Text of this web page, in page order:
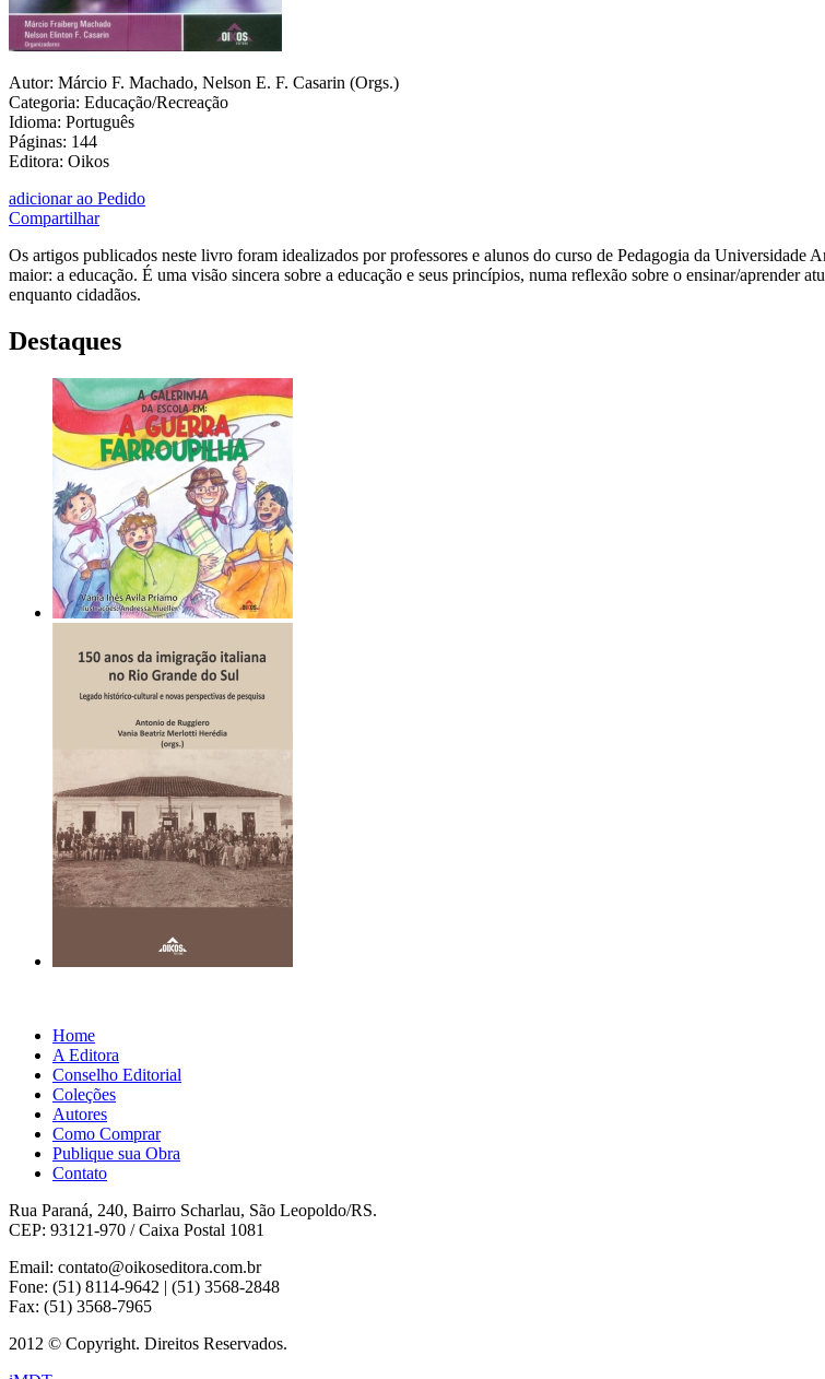
Autor: Márcio F. Machado, Nelson E. F. Casarin (Orgs.)
Categoria: Educação/Recreação
Idioma: Português
Páginas: 144
Editora: Oikos
adicionar ao Pedido
Compartilhar
Os artigos publicados neste livro foram idealizados por professores e alunos do curso de Pedagogia da Universidade
maior: a educação. É uma visão sincera sobre a educação e seus princípios, numa reflexão sobre o ensinar/aprender
enquanto cidadãos.
Destaques
Home
A Editora
Conselho Editorial
Coleções
Autores
Como Comprar
Publique sua Obra
Contato
Rua Paraná, 240, Bairro Scharlau, São Leopoldo/RS.
CEP: 93121-970 / Caixa Postal 1081
Email: contato@oikoseditora.com.br
Fone: (51) 8114-9642 | (51) 3568-2848
Fax: (51) 3568-7965
2012 © Copyright. Direitos Reservados.